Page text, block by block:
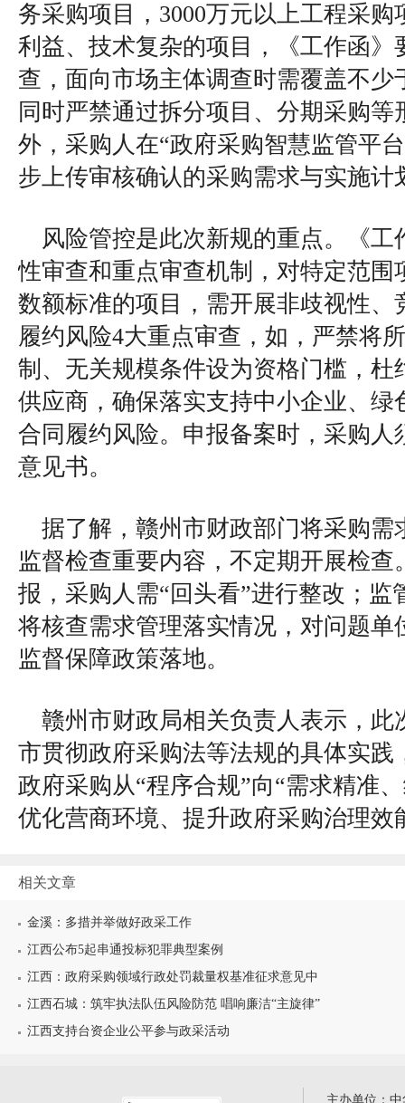
务采购项目，3000万元以上工程采
利益、技术复杂的项目，《工作函》
查，面向市场主体调查时需覆盖不少
同时严禁通过拆分项目、分期采购等
外，采购人在“政府采购智慧监管平
步上传审核确认的采购需求与实施计
风险管控是此次新规的重点。《工
性审查和重点审查机制，对特定范围
数额标准的项目，需开展非歧视性、
履约风险4大重点审查，如，严禁将
制、无关规模条件设为资格门槛，杜
供应商，确保落实支持中小企业、绿
合同履约风险。申报备案时，采购人
意见书。
据了解，赣州市财政部门将采购需
监督检查重要内容，不定期开展检查
报，采购人需“回头看”进行整改；监
将核查需求管理落实情况，对问题单
监督保障政策落地。
赣州市财政局相关负责人表示，此
市贯彻政府采购法等法规的具体实践
政府采购从“程序合规”向“需求精准
优化营商环境、提升政府采购治理效
相关文章
金溪：多措并举做好政采工作
江西公布5起串通投标犯罪典型案例
江西：政府采购领域行政处罚裁量权基准征求意见中
江西石城：筑牢执法队伍风险防范 唱响廉洁“主旋律”
江西支持台资企业公平参与政采活动
主办单位：